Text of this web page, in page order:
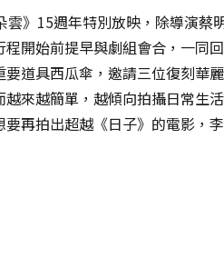
》15週年特別放映，除導演蔡
開始前提早與劇組會合，一同
道具西瓜傘，邀請三位復刻華
來越簡單，越傾向拍攝日常生
再拍出超越《日子》的電影，